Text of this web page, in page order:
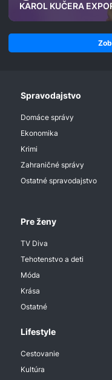
KAROL KUČERA
Spravodajstvo
Domáce správy
Ekonomika
Krimi
Zahraničné správy
Ostatné spravodajstvo
Pre ženy
TV Diva
Tehotenstvo a deti
Móda
Krása
Ostatné
Lifestyle
Cestovanie
Kultúra